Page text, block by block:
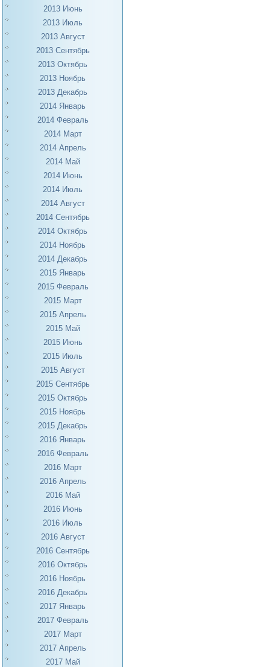
2013 Июнь
2013 Июль
2013 Август
2013 Сентябрь
2013 Октябрь
2013 Ноябрь
2013 Декабрь
2014 Январь
2014 Февраль
2014 Март
2014 Апрель
2014 Май
2014 Июнь
2014 Июль
2014 Август
2014 Сентябрь
2014 Октябрь
2014 Ноябрь
2014 Декабрь
2015 Январь
2015 Февраль
2015 Март
2015 Апрель
2015 Май
2015 Июнь
2015 Июль
2015 Август
2015 Сентябрь
2015 Октябрь
2015 Ноябрь
2015 Декабрь
2016 Январь
2016 Февраль
2016 Март
2016 Апрель
2016 Май
2016 Июнь
2016 Июль
2016 Август
2016 Сентябрь
2016 Октябрь
2016 Ноябрь
2016 Декабрь
2017 Январь
2017 Февраль
2017 Март
2017 Апрель
2017 Май